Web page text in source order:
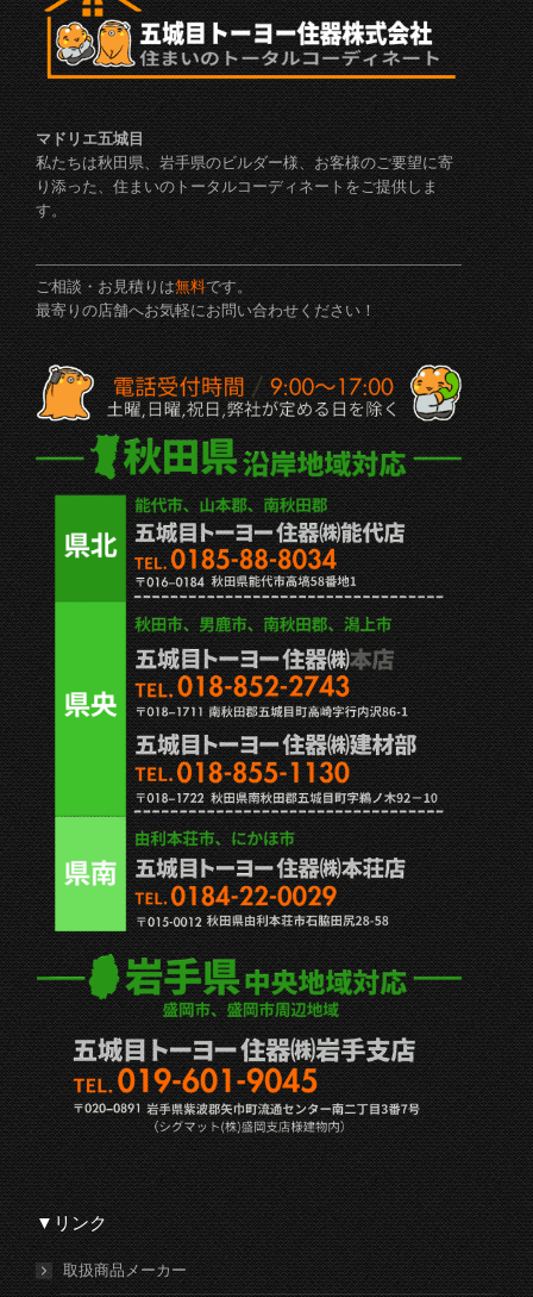
マドリエ五城目
私たちは秋田県、岩手県のビルダー様、お客様のご要望に寄
り添った、住まいのトータルコーディネートをご提供しま
す。
ご相談・お見積りは無料です。
最寄りの店舗へお気軽にお問い合わせください！
▼リンク
取扱商品メーカー